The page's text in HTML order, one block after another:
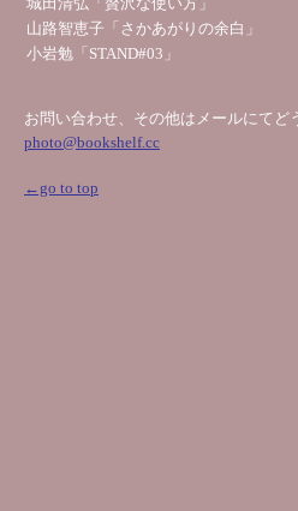
山路智恵子「さかあがりの余白」
小岩勉「STAND#03」
お問い合わせ、その他はメールにてど
photo@bookshelf.cc
←go to top